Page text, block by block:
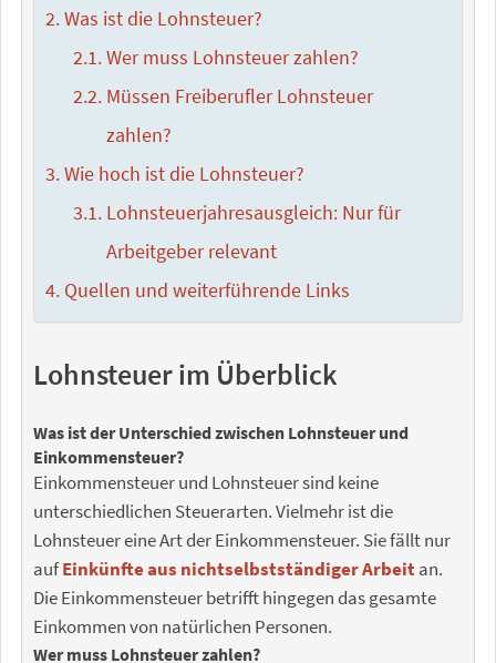
Was ist die Lohnsteuer?
Wer muss Lohnsteuer zahlen?
Müssen Freiberufler Lohnsteuer
zahlen?
Wie hoch ist die Lohnsteuer?
Lohnsteuerjahresausgleich: Nur für
Arbeitgeber relevant
Quellen und weiterführende Links
Lohnsteuer im Überblick
Was ist der Unterschied zwischen Lohnsteuer und
Einkommensteuer?
Einkommensteuer und Lohnsteuer sind keine
unterschiedlichen Steuerarten. Vielmehr ist die
Lohnsteuer eine Art der Einkommensteuer. Sie fällt nur
aufEinkünfte aus nichtselbstständiger Arbeit an.
Die Einkommensteuer betrifft hingegen das gesamte
Einkommen von natürlichen Personen.
Wer muss Lohnsteuer zahlen?